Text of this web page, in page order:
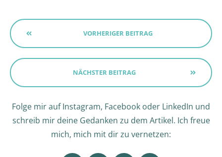
VORHERIGER BEITRAG
NÄCHSTER BEITRAG
Folge mir auf Instagram, Facebook oder LinkedIn und
schreib mir deine Gedanken zu dem Artikel. Ich freue
mich, mich mit dir zu vernetzen: